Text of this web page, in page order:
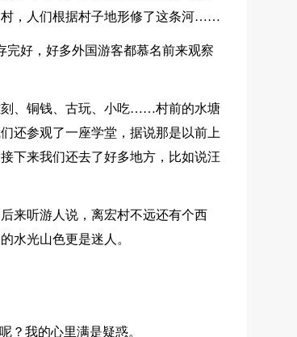
村，人们根据村子地形修了这条河……
完好，好多外国游客都慕名前来观察
刻、铜钱、古玩、小吃……村前的水塘
还参观了一座学堂，据说那是以前上
下来我们还去了好多地方，比如说汪
来听游人说，离宏村不远还有个西
水光山色更是迷人。
我的心里满是疑惑。